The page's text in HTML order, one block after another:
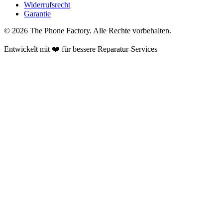
Widerrufsrecht
Garantie
© 2026 The Phone Factory. Alle Rechte vorbehalten.
Entwickelt mit ❤️ für bessere Reparatur-Services